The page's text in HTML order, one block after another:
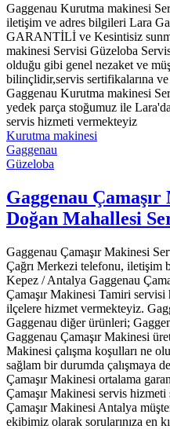
Gaggenau Kurutma makinesi
iletişim ve adres bilgileri Lara
GARANTİLİ ve Kesintisiz
makinesi Servisi Güzeloba
olduğu gibi genel nezaket ve
bilinçlidir,servis sertifikalarına
Gaggenau Kurutma makinesi
yedek parça stoğumuz ile
servis hizmeti vermekteyiz
Kurutma makinesi
Gaggenau
Güzeloba
Gaggenau
Doğan Mahallesi
Gaggenau Çamaşır Makinesi
Çağrı Merkezi telefonu, iletişim
Kepez / Antalya Gaggenau
Çamaşır Makinesi Tamiri
ilçelere hizmet vermekteyiz.
Gaggenau diğer ürünleri;
Gaggenau Çamaşır Makinesi
Makinesi çalışma koşulları ne
sağlam bir durumda çalışmaya
Çamaşır Makinesi ortalama
Çamaşır Makinesi servis
Çamaşır Makinesi Antalya
ekibimiz olarak sorularınıza en